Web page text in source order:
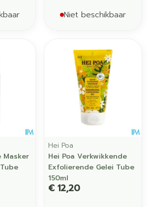
Niet beschikbaar
Masker
Hei Poa
Hei Poa Verkwikkende
Exfolierende Gelei Tube
150ml
€ 12,20